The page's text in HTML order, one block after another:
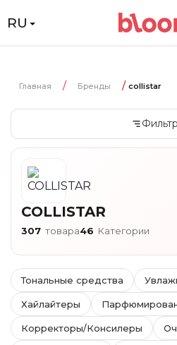
RU
Главная Бренды collistar
COLLISTAR
307 товара46 Категории
Тональные средства
Хайлайтеры
Корректоры/Консилеры